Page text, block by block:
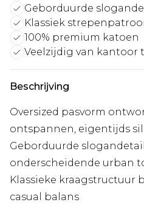
Geborduurde
Klassiek
100% premium katoen
Veelzijdig van kantoor
Beschrijving
Oversized pasvorm
ontspannen, eigentijds
Geborduurde
onderscheidende urban
Klassieke kraagstructuur
casual balans